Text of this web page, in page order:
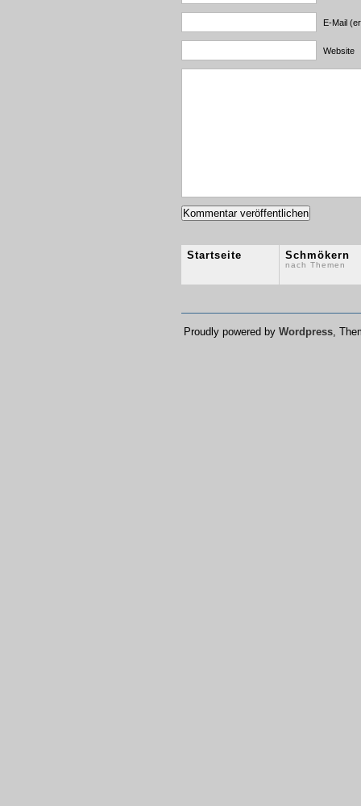
E-Mail
Website
Startseite Schmökern
nach Themen
Proudly powered by Wordpress,